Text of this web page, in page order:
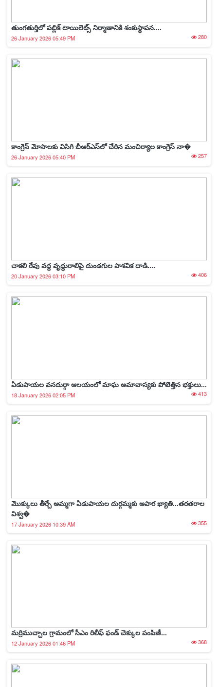
తుంగతుర్తిలో పబ్లిక్ టాయిలెట్స్ నిర్మాణానికి శంకుస్థాపన....
26 January 2026 05:49 PM 280
కాంగ్రెస్ మోసాలకు విసిగి బీఆర్‌ఎస్‌లో చేరిన మంచిర్యాల కాంగ్రెస్ నా�
26 January 2026 05:40 PM 257
చాకలి రేవు వద్ద వృద్ధురాలిపై దుండగుల పాశవిక దాడి....
20 January 2026 03:10 PM 406
ఏడుపాయల వనదుర్గా ఆలయంలో మాఘ అమావాస్యకు పోటెత్తిన భక్తులు...
18 January 2026 02:05 PM 413
మొక్కులు తీర్చే అమ్మగా ఏడుపాయల దుర్గమ్మకు అపార ఖ్యాతి...తరతరాల
విశ్వ�
17 January 2026 10:39 AM 355
మర్రిముచ్చాల గ్రామంలో సీఎం రిలీఫ్ ఫండ్ చెక్కుల పంపిణీ...
12 January 2026 01:46 PM 368